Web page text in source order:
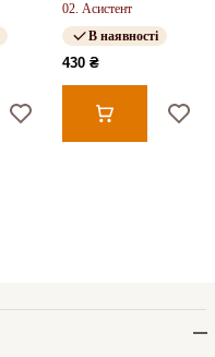
02. Асистент
В наявності
430 ₴